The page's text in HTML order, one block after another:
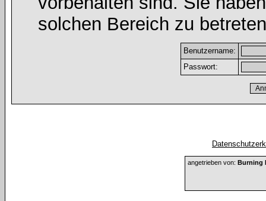
solchen Bereich zu
Benutzername:
Passwort:
angetrieben von: Burning